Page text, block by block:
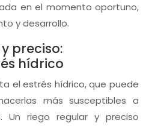
en el momento oportuno,
y desarrollo.
preciso:
hídrico
el estrés hídrico, que puede
más susceptibles a
Un riego regular y preciso